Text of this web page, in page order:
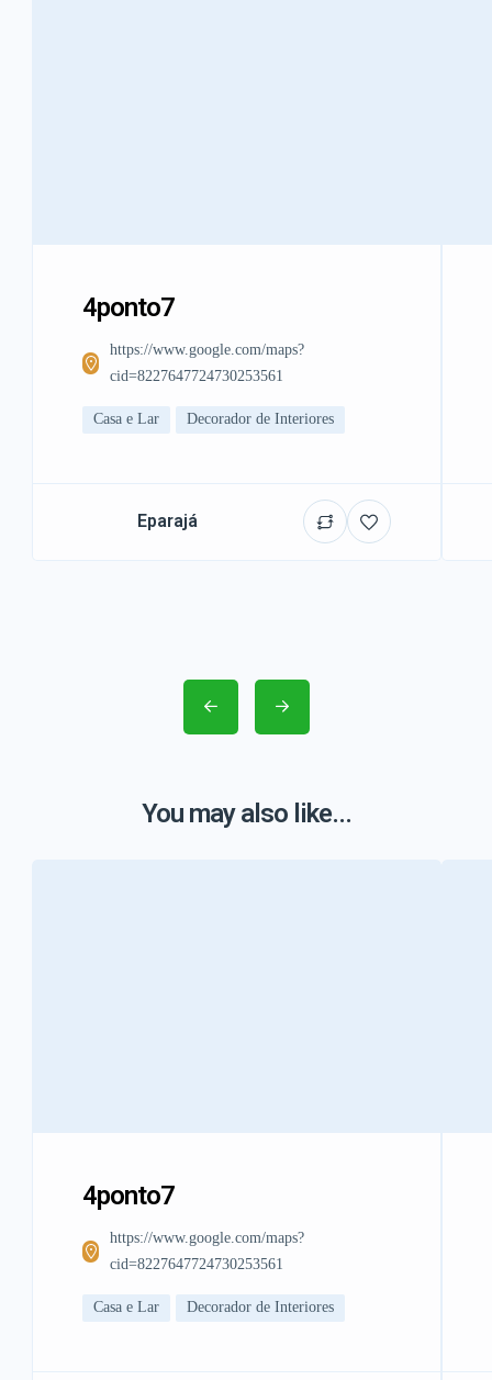
4ponto7
https://www.google.com/maps?
cid=8227647724730253561
Casa e Lar Decorador de Interiores
Eparajá
You may also like...
4ponto7
https://www.google.com/maps?
cid=8227647724730253561
Casa e Lar Decorador de Interiores